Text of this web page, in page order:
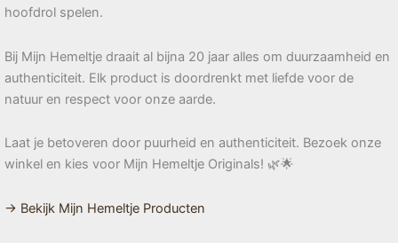
hoofdrol spelen.
Bij Mijn Hemeltje draait al bijna 20 jaar alles om duurzaamheid en
authenticiteit. Elk product is doordrenkt met liefde voor de
natuur en respect voor onze aarde.
Laat je betoveren door puurheid en authenticiteit. Bezoek onze
winkel en kies voor Mijn Hemeltje Originals! 🌿🌟
→ Bekijk Mijn Hemeltje Producten